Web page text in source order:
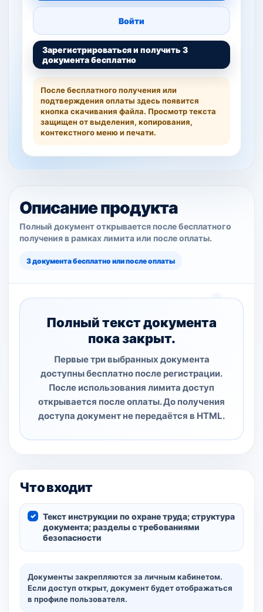
Войти
Зарегистрироваться и получить 3
документа бесплатно
После бесплатного получения или
подтверждения оплаты здесь появится
кнопка скачивания файла. Просмотр текста
защищен от выделения, копирования,
контекстного меню и печати.
Описание продукта
Полный документ открывается после бесплатного
получения в рамках лимита или после оплаты.
3 документа бесплатно или после оплаты
Полный текст документа
пока закрыт.
Первые три выбранных документа
доступны бесплатно после регистрации.
После использования лимита доступ
открывается после оплаты. До получения
доступа документ не передаётся в HTML.
Что входит
Текст инструкции по охране труда; структура
документа; разделы с требованиями
безопасности
Документы закрепляются за личным кабинетом.
Если доступ открыт, документ будет отображаться
в профиле пользователя.